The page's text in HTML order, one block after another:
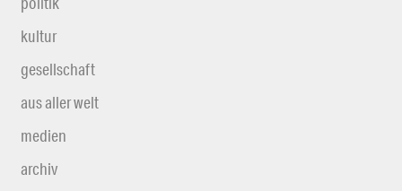
kultur
gesellschaft
aus aller welt
medien
archiv